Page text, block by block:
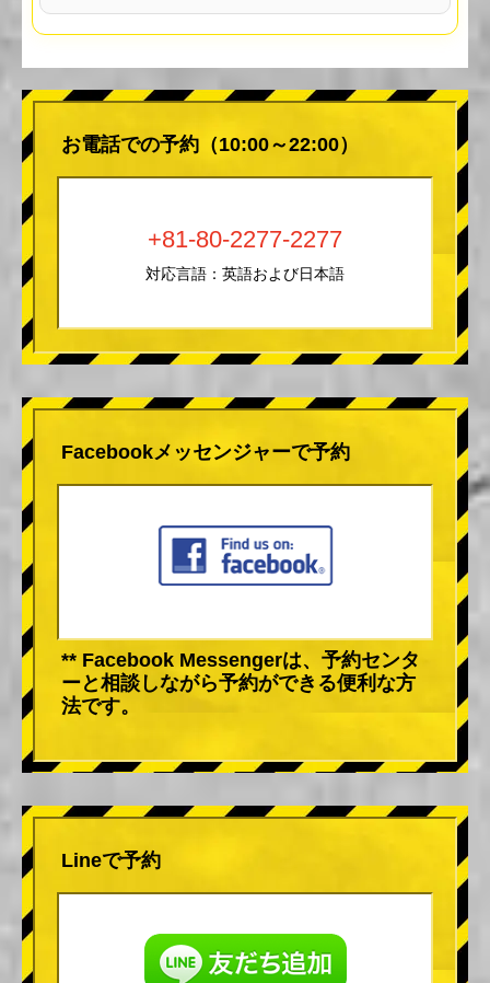
お電話での予約（10:00～22:00）
+81-80-2277-2277
対応言語：英語および日本語
Facebookメッセンジャーで予約
** Facebook Messengerは、予約センタ
ーと相談しながら予約ができる便利な方
法です。
Lineで予約